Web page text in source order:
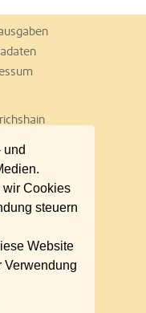
und
wir Cookies
steuern
Website
Verwendung
Ost